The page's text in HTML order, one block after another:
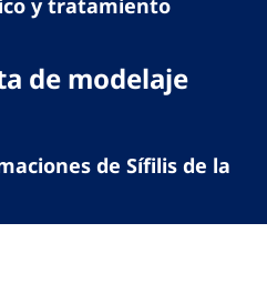
de modelaje
de Sífilis de la